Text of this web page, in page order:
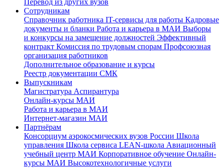
Перевод из других вузов
Сотрудникам
Cправочник работника IT-сервисы для работы Кадровые
документы и бланки Работа и карьера в МАИ Выборы
и конкурсы на замещение должностей Эффективный
контракт Комиссия по трудовым спорам Профсоюзная
организация работников
Дополнительное образование и курсы
Реестр документации СМК
Выпускникам
Магистратура Аспирантура
Онлайн-курсы МАИ
Работа и карьера в МАИ
Интернет-магазин МАИ
Партнёрам
Консорциум аэрокосмических вузов России Школа
управления Школа сервиса LEAN-школа Авиационный
учебный центр МАИ Корпоративное обучение Онлайн-
курсы МАИ Высокотехнологичные услуги